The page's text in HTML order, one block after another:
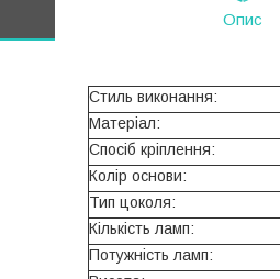
Опис
Стиль виконання:
Матеріал:
Спосіб кріплення:
Колір основи:
Тип цоколя:
Кількість ламп:
Потужність ламп: